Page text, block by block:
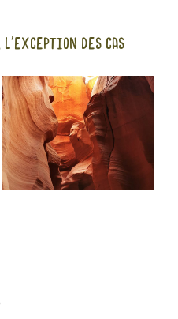
L'EXCEPTION DES CAS